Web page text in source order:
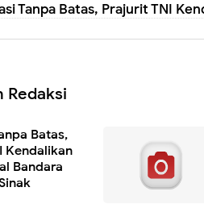
Tanpa Batas, Prajurit TNI
Redaksi
Batas,
Kendalikan
Bandara